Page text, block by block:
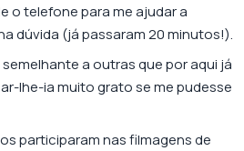
o telefone para me ajudar a
dúvida (já passaram 20 minutos!).
a outras que por aqui já
lhe-ia muito grato se me pudesse
participaram nas filmagens de